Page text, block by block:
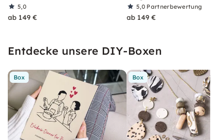
5,0
ab 149 €
5,0 Partnerbewertung
ab 149 €
Entdecke unsere DIY-Boxen
Box Box